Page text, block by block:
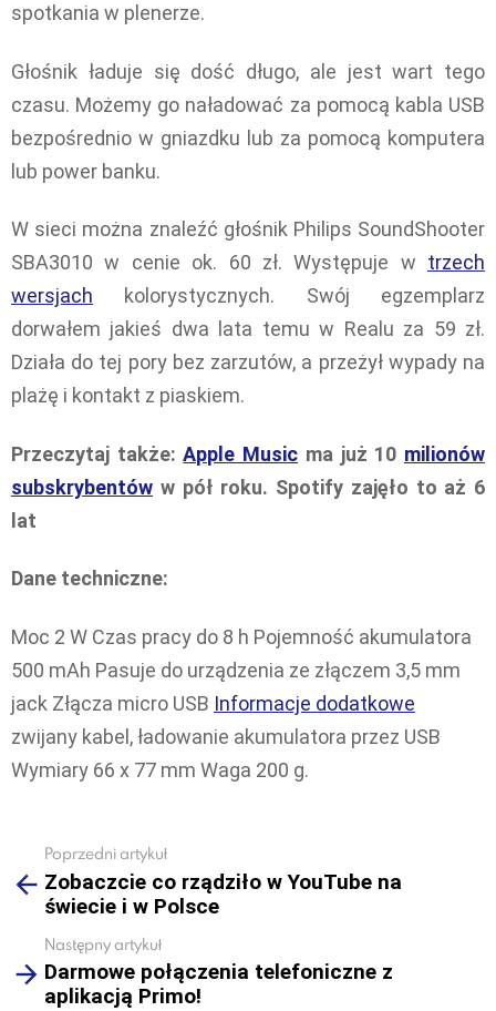
spotkania w plenerze.
Głośnik ładuje się dość długo, ale jest wart tego
czasu. Możemy go naładować za pomocą kabla USB
bezpośrednio w gniazdku lub za pomocą komputera
lub power banku.
W sieci można znaleźć głośnik Philips SoundShooter
SBA3010 w cenie ok. 60 zł. Występuje w trzech
wersjach kolorystycznych. Swój egzemplarz
dorwałem jakieś dwa lata temu w Realu za 59 zł.
Działa do tej pory bez zarzutów, a przeżył wypady na
plażę i kontakt z piaskiem.
Przeczytaj także:Apple Music ma już 10 milionów
subskrybentów w pół roku. Spotify zajęło to aż 6
lat
Dane techniczne:
Moc 2 W Czas pracy do 8 h Pojemność akumulatora
500 mAh Pasuje do urządzenia ze złączem 3,5 mm
jack Złącza micro USB Informacje dodatkowe
zwijany kabel, ładowanie akumulatora przez USB
Wymiary 66 x 77 mm Waga 200 g.
more
Poprzedni artykuł
Zobaczcie co rządziło w YouTube na
świecie i w Polsce
Następny artykuł
Darmowe połączenia telefoniczne z
aplikacją Primo!